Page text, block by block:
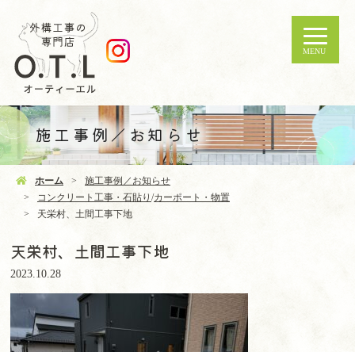
MENU
施工事例／お知らせ
ホーム
施工事例／お知らせ
コンクリート工事・石貼り /カーポート・物置
天栄村、土間工事下地
天栄村、土間工事下地
2023.10.28